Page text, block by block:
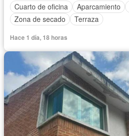
Cuarto de oficina
Aparcamiento
Zona de secado
Terraza
Hace 1 día, 18 horas